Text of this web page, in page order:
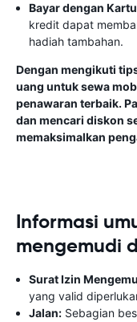
Bayar dengan
kredit dapat
hadiah tambahan.
Dengan mengikuti
uang untuk sewa
penawaran terbaik.
dan mencari diskon
memaksimalkan
Informasi
mengemudi
Surat Izin
yang valid
Jalan: Sebagian